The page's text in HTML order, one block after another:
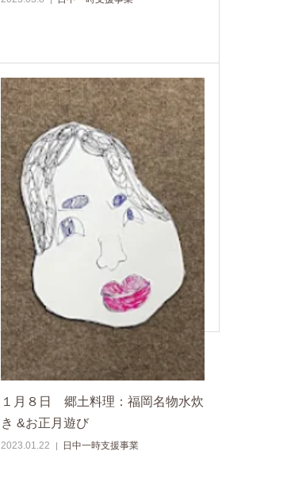
１月８日 郷土料理：福岡名物水炊
き &お正月遊び
2023.01.22 日中一時支援事業